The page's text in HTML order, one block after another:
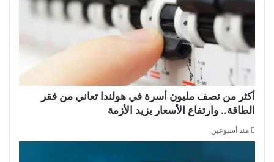
أكثر من نصف مليون أسرة في هولندا تعاني من فقر
الطاقة.. وارتفاع الأسعار يزيد الأزمة
منذ أسبوعين